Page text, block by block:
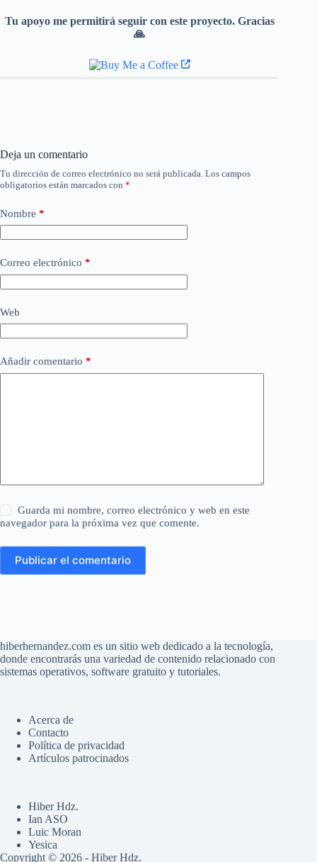
Tu apoyo me permitirá seguir con este proyecto. Gracias
🙏
Deja un comentario
Tu dirección de correo electrónico no será publicada. Los campos
obligatorios están marcados con *
Nombre *
Correo electrónico *
Web
Añadir comentario *
Guarda mi nombre, correo electrónico y web en este
navegador para la próxima vez que comente.
Publicar el comentario
hiberhernandez.com es un sitio web dedicado a la tecnología,
donde encontrarás una variedad de contenido relacionado con
sistemas operativos, software gratuito y tutoriales.
Acerca de
Contacto
Política de privacidad
Artículos patrocinados
Hiber Hdz.
Ian ASO
Luic Moran
Yesica
Copyright © 2026 - Hiber Hdz.